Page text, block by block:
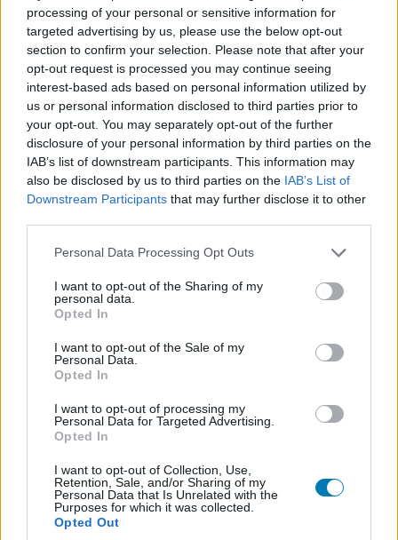
processing of your personal or sensitive information for
targeted advertising by us, please use the below opt-out
section to confirm your selection. Please note that after your
opt-out request is processed you may continue seeing
interest-based ads based on personal information utilized by
us or personal information disclosed to third parties prior to
your opt-out. You may separately opt-out of the further
disclosure of your personal information by third parties on the
IAB’s list of downstream participants. This information may
also be disclosed by us to third parties on the IAB’s List of
Downstream Participants that may further disclose it to other
Please note that this website/app uses one or more Google
not limited to your visit or usage behaviour. You may click to
grant or deny consent to Google and its third-party tags to
use your data for below specified purposes in below Google
consent section.
Personal Data Processing Opt Outs
I want to opt-out of the Sharing of my
personal data.
Opted In
I want to opt-out of the Sale of my
Personal Data.
Opted In
I want to opt-out of processing my
Personal Data for Targeted Advertising.
Opted In
I want to opt-out of Collection, Use,
Retention, Sale, and/or Sharing of my
Personal Data that Is Unrelated with the
Purposes for which it was collected.
Opted Out
A heti DVD és Blu-ray megjelenések:
Danny Boyle sokadszorra bizonyítja tehetségét aTransz
ban (DVD+Blu-ray), Kristin Scott Thomas
(DVD) című thrillerrel jelentkezik, valamint bemutatkozik
a drogdílerek életét nyomon követőill Manors – Rázós
kizárólag Blu-rayen érkező 3D-s
szánták.